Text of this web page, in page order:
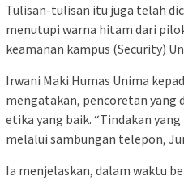
Tulisan-tulisan itu juga telah
menutupi warna hitam dari
keamanan kampus (Security)
Irwani Maki Humas Unima
mengatakan, pencoretan yang
etika yang baik. “Tindakan
melalui sambungan telepon,
Ia menjelaskan, dalam waktu